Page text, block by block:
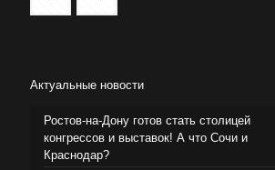
Актуальные новости
Ростов-на-Дону готов стать столицей
конгрессов и выставок! А что Сочи и
Краснодар?